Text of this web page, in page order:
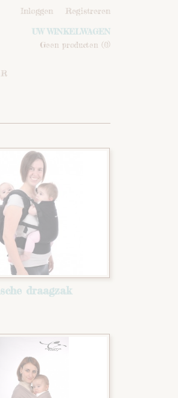
Inloggen Registreren
UW WINKELWAGEN
Geen producten (0)
draagzak